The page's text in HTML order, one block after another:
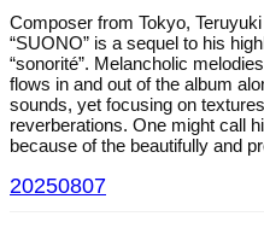
Composer from Tokyo,
“SUONO” is a sequel to his
“sonorité”. Melancholic
flows in and out of the album
sounds, yet focusing on
reverberations. One might call
because of the beautifully and
20250807